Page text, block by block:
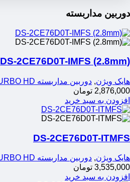
دوربین مداربسته
DS-2CE76D0T-IMFS (2.8mm)
هایک ویژن, دوربین مداربسته TURBO HD
2,876,000 تومان
افزودن به سبد خرید
DS-2CE76D0T-ITMFS
هایک ویژن, دوربین مداربسته TURBO HD
3,535,000 تومان
افزودن به سبد خرید